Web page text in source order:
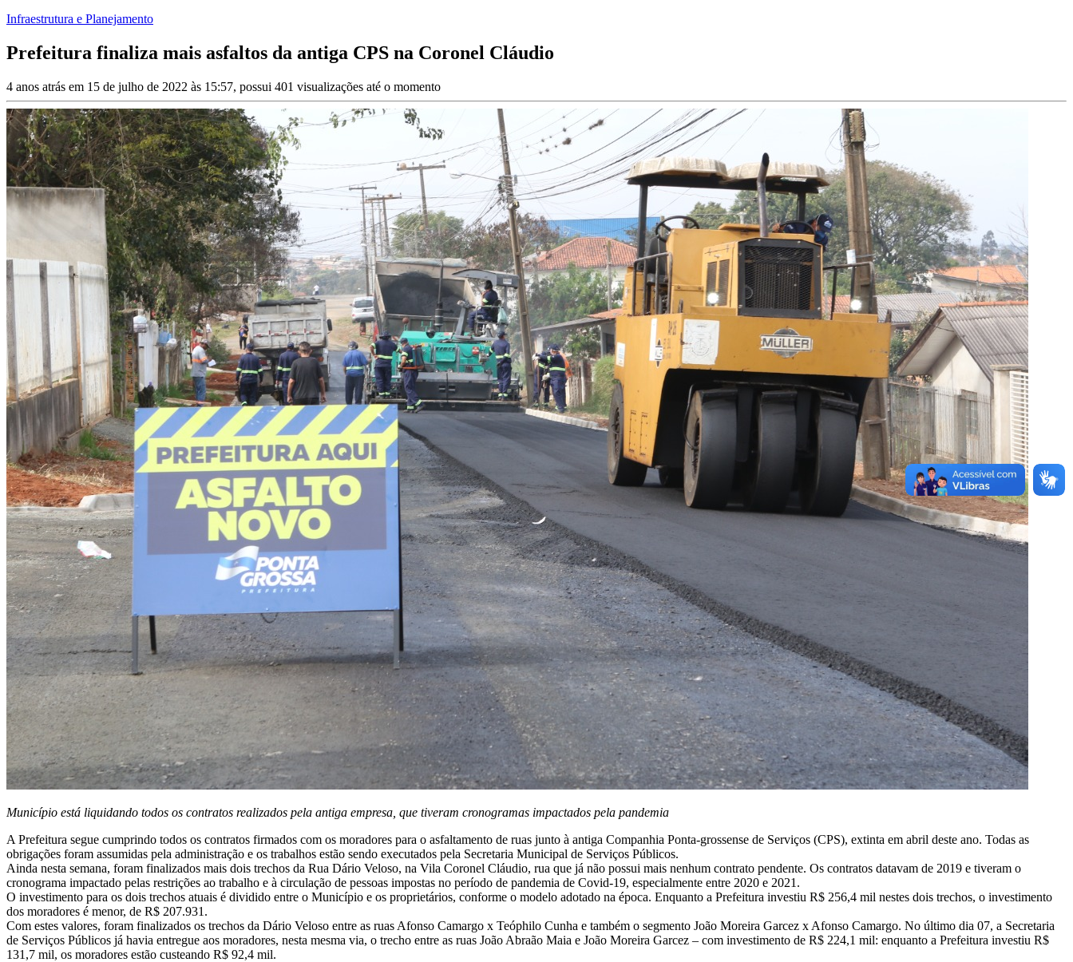
Infraestrutura e Planejamento
Prefeitura finaliza mais asfaltos da antiga CPS na Coronel Cláudio
4 anos atrás em 15 de julho de 2022 às 15:57, possui 401 visualizações até o momento
Município está liquidando todos os contratos realizados pela antiga empresa, que tiveram cronogramas impactados pela pandemia
A Prefeitura segue cumprindo todos os contratos firmados com os moradores para o asfaltamento de ruas junto à antiga Companhia Ponta-grossense de Serviços (CPS), extinta em abril deste ano. Todas as
obrigações foram assumidas pela administração e os trabalhos estão sendo executados pela Secretaria Municipal de Serviços Públicos.
Ainda nesta semana, foram finalizados mais dois trechos da Rua Dário Veloso, na Vila Coronel Cláudio, rua que já não possui mais nenhum contrato pendente. Os contratos datavam de 2019 e tiveram o
cronograma impactado pelas restrições ao trabalho e à circulação de pessoas impostas no período de pandemia de Covid-19, especialmente entre 2020 e 2021.
O investimento para os dois trechos atuais é dividido entre o Município e os proprietários, conforme o modelo adotado na época. Enquanto a Prefeitura investiu R$ 256,4 mil nestes dois trechos, o investimento
dos moradores é menor, de R$ 207.931.
Com estes valores, foram finalizados os trechos da Dário Veloso entre as ruas Afonso Camargo x Teóphilo Cunha e também o segmento João Moreira Garcez x Afonso Camargo. No último dia 07, a Secretaria
de Serviços Públicos já havia entregue aos moradores, nesta mesma via, o trecho entre as ruas João Abraão Maia e João Moreira Garcez – com investimento de R$ 224,1 mil: enquanto a Prefeitura investiu R$
131,7 mil, os moradores estão custeando R$ 92,4 mil.